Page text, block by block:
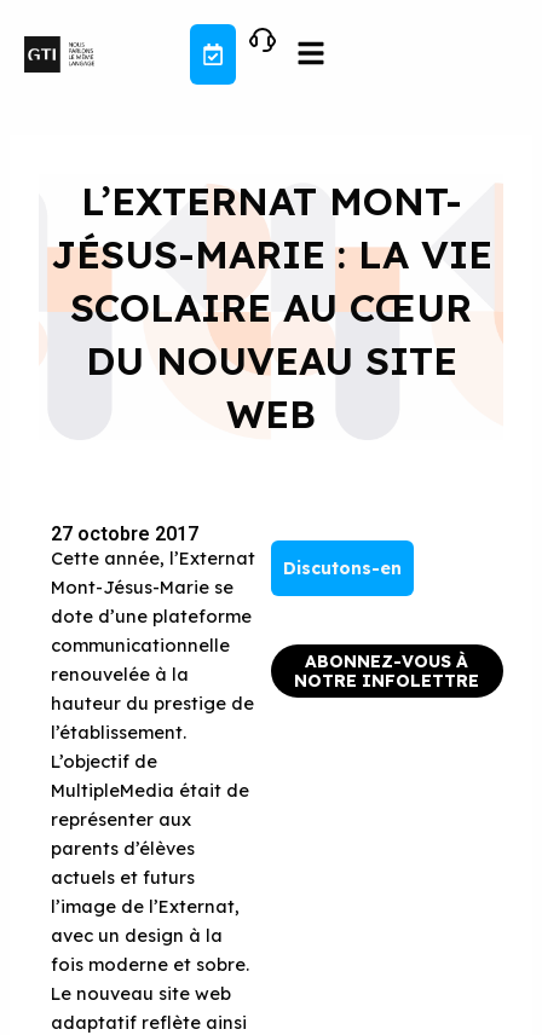
contenu
L’EXTERNAT MONT-
JÉSUS-MARIE : LA VIE
SCOLAIRE AU CŒUR
DU NOUVEAU SITE
WEB
27 octobre 2017
Cette année, l’Externat
Mont-Jésus-Marie se
dote d’une plateforme
communicationnelle
renouvelée à la
hauteur du prestige de
l’établissement.
L’objectif de
MultipleMedia était de
représenter aux
parents d’élèves
actuels et futurs
l’image de l’Externat,
avec un design à la
fois moderne et sobre.
Le nouveau site web
adaptatif reflète ainsi
Discutons-en
ABONNEZ-VOUS À
NOTRE INFOLETTRE